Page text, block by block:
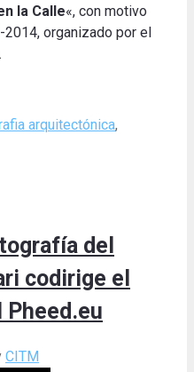
la Calle«, con motivo
organizado por el
arquitectónica,
del
codirige el
CITM